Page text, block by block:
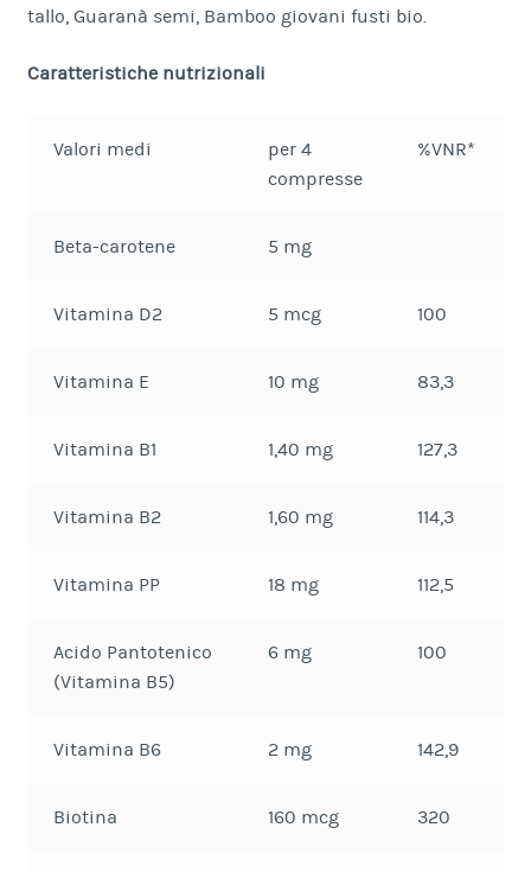
tallo, Guaranà semi, Bamboo giovani fusti bio.
Caratteristiche nutrizionali
Valori medi
per 4
compresse
%VNR*
Beta-carotene 5 mg
Vitamina D2 5 mcg 100
Vitamina E 10 mg 83,3
Vitamina B1 1,40 mg 127,3
Vitamina B2 1,60 mg 114,3
Vitamina PP 18 mg 112,5
Acido Pantotenico
(Vitamina B5)
6 mg 100
Vitamina B6 2 mg 142,9
Biotina 160 mcg 320